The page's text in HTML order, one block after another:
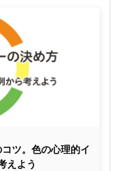
ツ。色の心理的イ
えよう